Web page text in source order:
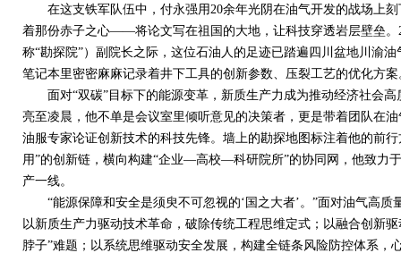
在这支铁军队伍中，付永强用20余年光阴在油气开发的战场上
着那份赤子之心——将论文写在祖国的大地，让科技穿透岩层壁垒。
称“勘探院”）副院长之际，这位石油人的足迹已踏遍四川盆地川渝
笔记本里密密麻麻记录着井下工具的创新参数、压裂工艺的优化方案
面对“双碳”目标下的能源变革，新质生产力成为推动经济社会高
亮至凌晨，他不单是会议室里倾听意见的决策者，更是带着团队在
油服专家论证创新技术的科技先锋。墙上的勘探地图标注着他的前
用”的创新链，横向构建“企业—高校—科研院所”的协同网，他致力
产一线。
“能源保障和安全是须臾不可忽视的‘国之大者’。”面对油气高质
以新质生产力驱动技术革命，破除传统工程思维定式；以融合创新
脖子”难题；以系统思维驱动安全发展，构建全链条风险防控体系，